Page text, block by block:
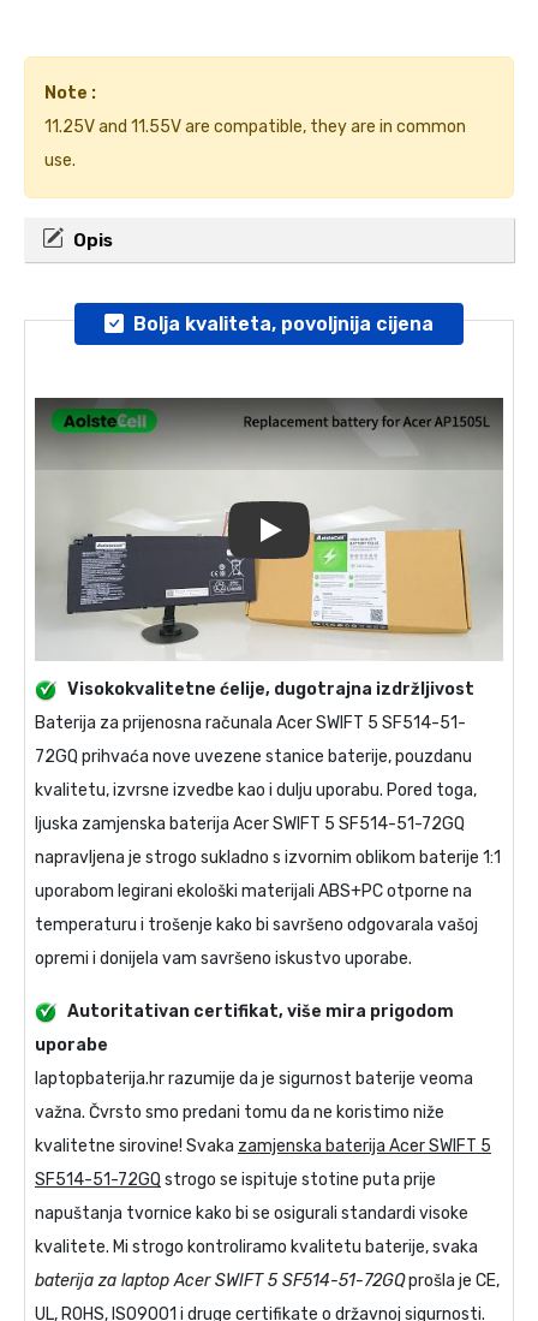
Note :
11.25V and 11.55V are compatible, they are in common
use.
Opis
Bolja kvaliteta, povoljnija cijena
Visokokvalitetne ćelije, dugotrajna izdržljivost
Baterija za prijenosna računala Acer SWIFT 5 SF514-51-
72GQ prihvaća nove uvezene stanice baterije, pouzdanu
kvalitetu, izvrsne izvedbe kao i dulju uporabu. Pored toga,
ljuska zamjenska baterija Acer SWIFT 5 SF514-51-72GQ
napravljena je strogo sukladno s izvornim oblikom baterije 1:1
uporabom legirani ekološki materijali ABS+PC otporne na
temperaturu i trošenje kako bi savršeno odgovarala vašoj
opremi i donijela vam savršeno iskustvo uporabe.
Autoritativan certifikat, više mira prigodom
uporabe
laptopbaterija.hr razumije da je sigurnost baterije veoma
važna. Čvrsto smo predani tomu da ne koristimo niže
kvalitetne sirovine! Svaka zamjenska baterija Acer SWIFT 5
SF514-51-72GQ strogo se ispituje stotine puta prije
napuštanja tvornice kako bi se osigurali standardi visoke
kvalitete. Mi strogo kontroliramo kvalitetu baterije, svaka
baterija za laptop Acer SWIFT 5 SF514-51-72GQprošla je CE,
UL, ROHS, ISO9001 i druge certifikate o državnoj sigurnosti.